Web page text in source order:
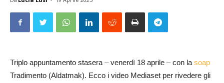
Triplo appuntamento stasera – venerdì 18 aprile – con la soap
Tradimento (Aldatmak). Ecco i video Mediaset per rivedere gli